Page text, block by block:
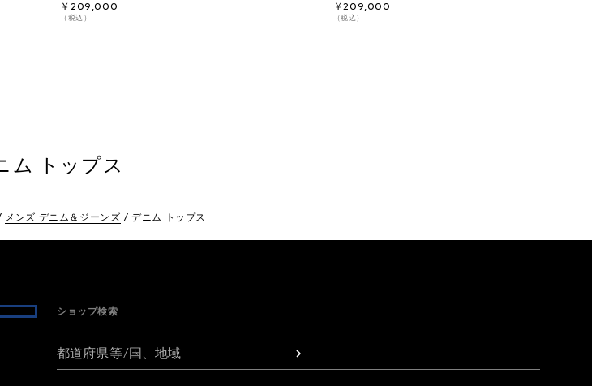
￥209,000
（税込）
￥209,000
（税込）
ム トップス
メンズ デニム＆ジーンズ デニム トップス
ショップ検索
都道府県等/国、地域